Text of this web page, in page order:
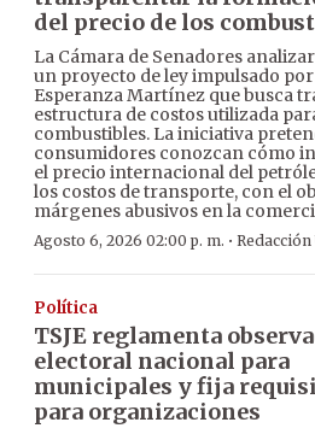
del precio de los
La Cámara de Senadores
un proyecto de ley impulsado
Esperanza Martínez que busca
estructura de costos utilizada
combustibles. La iniciativa
consumidores conozcan cómo
el precio internacional del
los costos de transporte, con el
márgenes abusivos en la
Agosto 6, 2026 02:00 p. m. · Redacción
Política
TSJE reglamenta
electoral nacional para
municipales y fija
para organizaciones